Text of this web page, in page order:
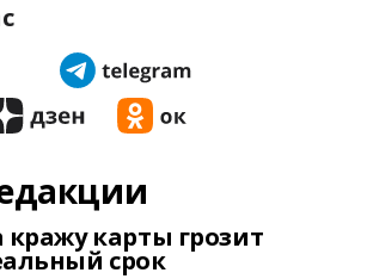
кражу карты грозит
срок